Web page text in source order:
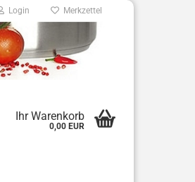
Login Merkzettel
Ihr Warenkorb
0,00 EUR